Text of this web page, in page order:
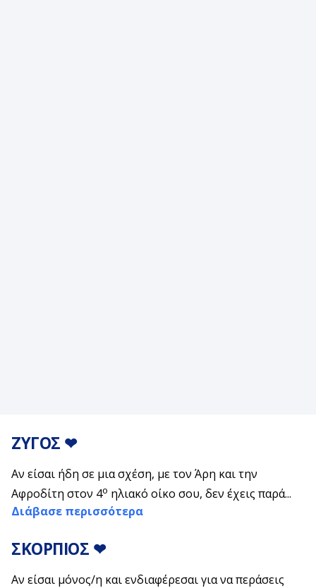
ΖΥΓΟΣ ❤
Αν είσαι ήδη σε μια σχέση, με τον Άρη και την
Αφροδίτη στον 4ο ηλιακό οίκο σου, δεν έχεις παρά...
Διάβασε περισσότερα
ΣΚΟΡΠΙΟΣ ❤
Αν είσαι μόνος/η και ενδιαφέρεσαι για να περάσεις